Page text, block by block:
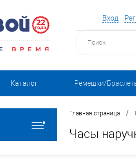
Вход
Каталог Ремешки/
Главная страница /
Часы